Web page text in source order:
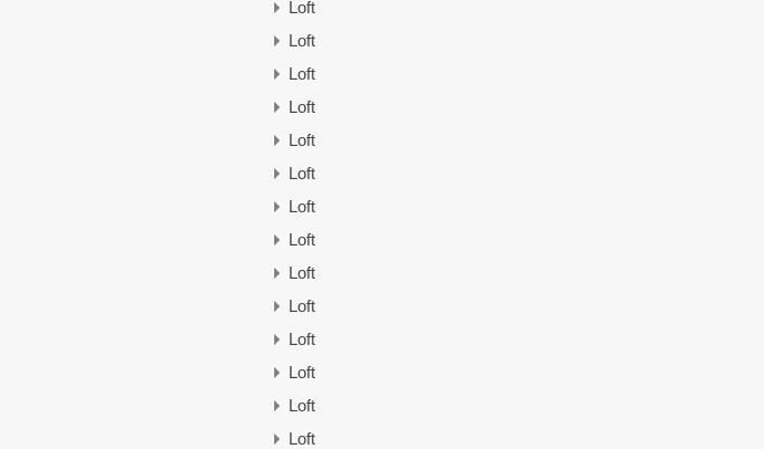
Loft
Loft
Loft
Loft
Loft
Loft
Loft
Loft
Loft
Loft
Loft
Loft
Loft
Loft